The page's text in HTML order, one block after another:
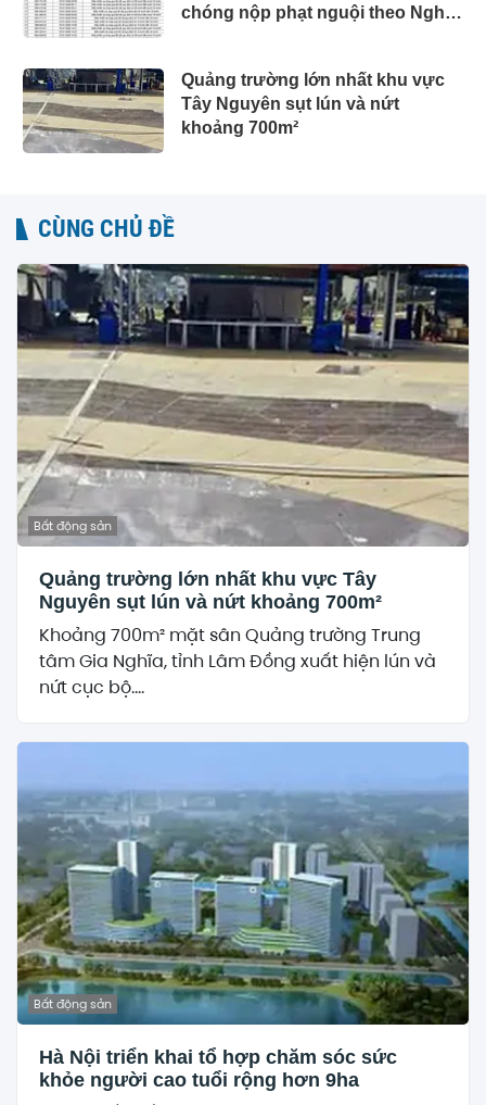
chóng nộp phạt nguội theo Nghị
Quảng trường lớn nhất khu vực
Tây Nguyên sụt lún và nứt
khoảng 700m²
CÙNG CHỦ ĐỀ
Bất động sản
Quảng trường lớn nhất khu vực Tây
Nguyên sụt lún và nứt khoảng 700m²
Khoảng 700m² mặt sân Quảng trường Trung
tâm Gia Nghĩa, tỉnh Lâm Đồng xuất hiện lún và
nứt cục bộ....
Bất động sản
Hà Nội triển khai tổ hợp chăm sóc sức
khỏe người cao tuổi rộng hơn 9ha